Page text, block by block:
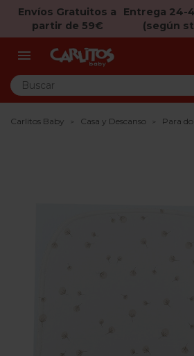
Envíos Gratuitos a
partir de 59€
Entrega 24-
(según

Carlitos Baby Casa y Descanso Para